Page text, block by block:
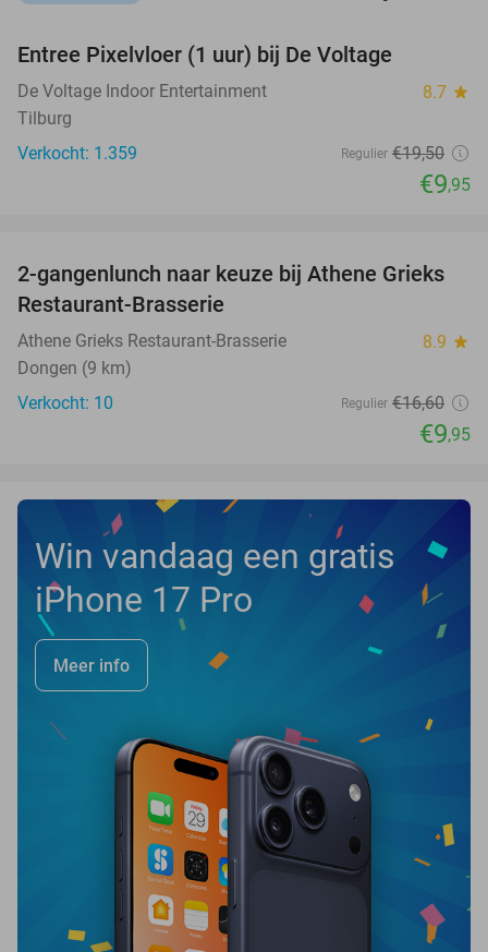
Entree Pixelvloer (1 uur) bij De Voltage
De Voltage Indoor Entertainment 8.7 star
Tilburg
Verkocht: 1.359
Regulier €19,50
€9,95
40%
NEW
TODAY
2-gangenlunch naar keuze bij Athene Grieks
Restaurant-Brasserie
Athene Grieks Restaurant-Brasserie 8.9 star
Dongen (9 km)
Verkocht: 10
Regulier €16,60
€9,95
Win vandaag een gratis
iPhone 17 Pro
Meer info